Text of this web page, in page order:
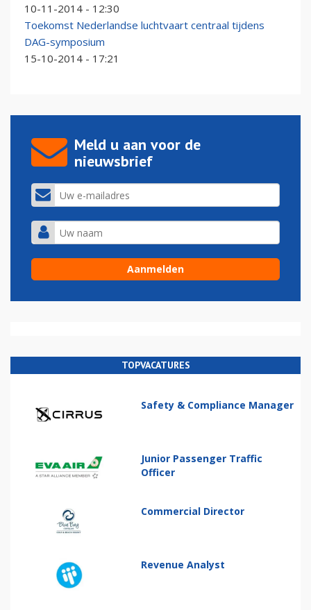
10-11-2014 - 12:30
Toekomst Nederlandse luchtvaart centraal tijdens
DAG-symposium
15-10-2014 - 17:21
Meld u aan voor de
nieuwsbrief
TOPVACATURES
Safety & Compliance Manager
Junior Passenger Traffic
Officer
Commercial Director
Revenue Analyst